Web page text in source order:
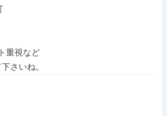
重視など
さいね。